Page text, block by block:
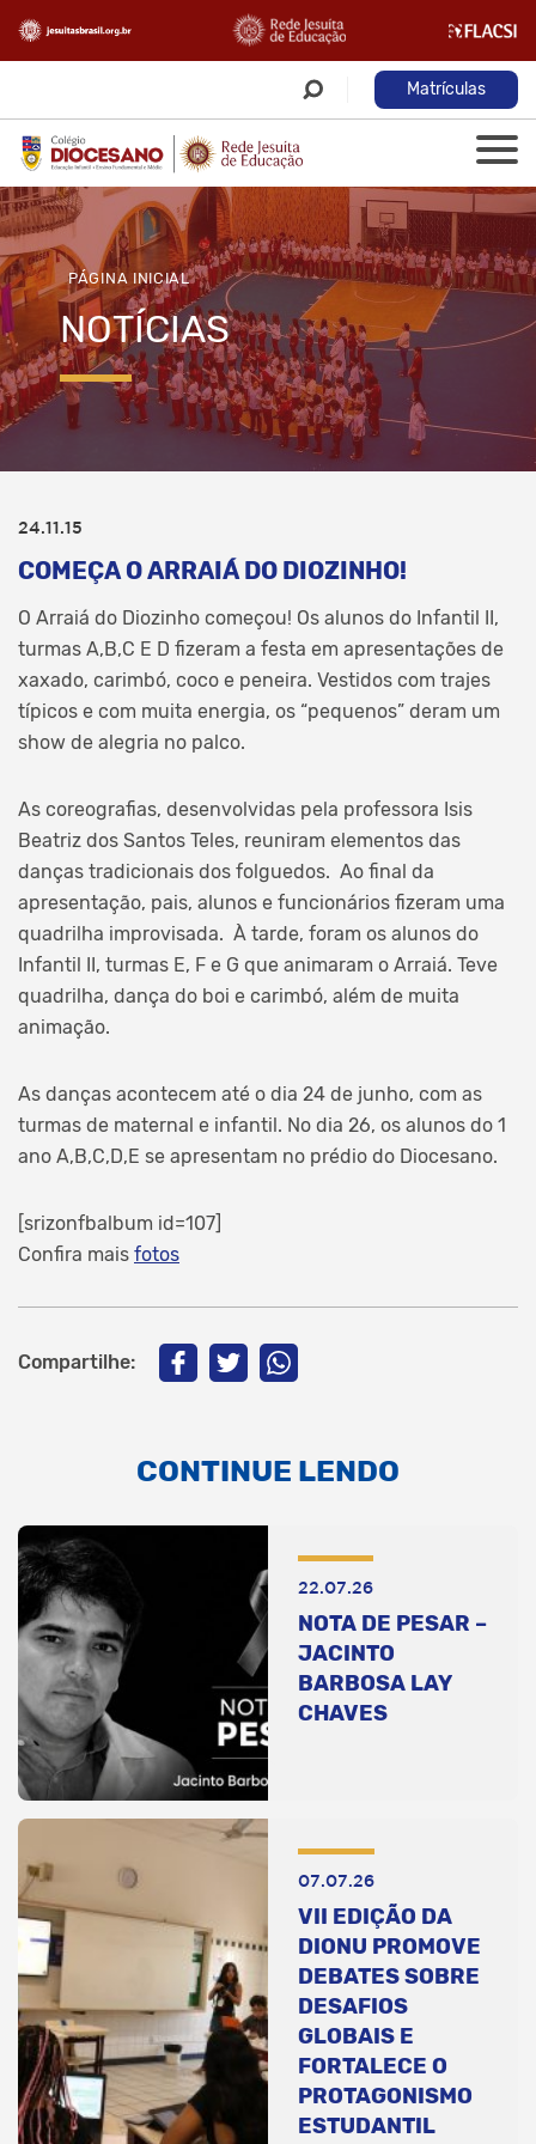
Matrículas
PÁGINA INICIAL
NOTÍCIAS
24.11.15
COMEÇA O ARRAIÁ DO DIOZINHO!
O Arraiá do Diozinho começou! Os alunos do Infantil II,
turmas A,B,C E D fizeram a festa em apresentações de
xaxado, carimbó, coco e peneira. Vestidos com trajes
típicos e com muita energia, os “pequenos” deram um
show de alegria no palco.
As coreografias, desenvolvidas pela professora Isis
Beatriz dos Santos Teles, reuniram elementos das
danças tradicionais dos folguedos. Ao final da
apresentação, pais, alunos e funcionários fizeram uma
quadrilha improvisada. À tarde, foram os alunos do
Infantil II, turmas E, F e G que animaram o Arraiá. Teve
quadrilha, dança do boi e carimbó, além de muita
animação.
As danças acontecem até o dia 24 de junho, com as
turmas de maternal e infantil. No dia 26, os alunos do 1
ano A,B,C,D,E se apresentam no prédio do Diocesano.
[srizonfbalbum id=107]
Confira mais fotos
Compartilhe:
CONTINUE LENDO
22.07.26
NOTA DE PESAR –
JACINTO
BARBOSA LAY
CHAVES
07.07.26
VII EDIÇÃO DA
DIONU PROMOVE
DEBATES SOBRE
DESAFIOS
GLOBAIS E
FORTALECE O
PROTAGONISMO
ESTUDANTIL